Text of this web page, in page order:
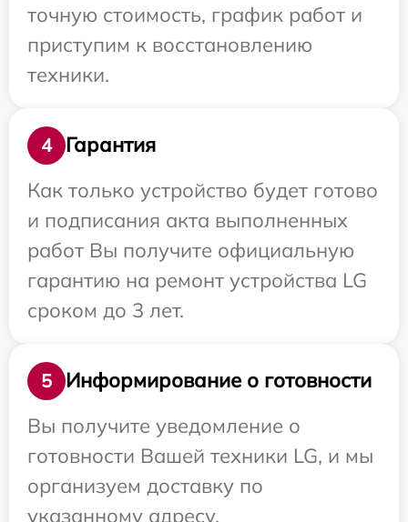
точную стоимость, график работ и
приступим к восстановлению
техники.
4
Гарантия
Как только устройство будет готово
и подписания акта выполненных
работ Вы получите официальную
гарантию на ремонт устройства LG
сроком до 3 лет.
5
Информирование о готовности
Вы получите уведомление о
готовности Вашей техники LG, и мы
организуем доставку по
указанному адресу.